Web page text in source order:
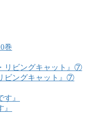
巻
ビングキャット』⑦